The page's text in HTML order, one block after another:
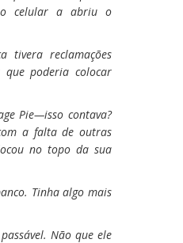
o celular a abriu o
tivera reclamações
que poderia colocar
Pie—isso contava?
a falta de outras
no topo da sua
Tinha algo mais
Não que ele